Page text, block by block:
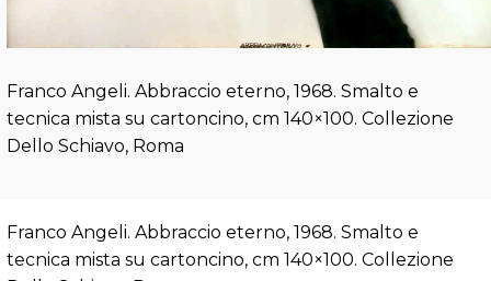
Franco Angeli. Abbraccio eterno, 1968. Smalto e
tecnica mista su cartoncino, cm 140×100. Collezione
Dello Schiavo, Roma
Franco Angeli. Abbraccio eterno, 1968. Smalto e
tecnica mista su cartoncino, cm 140×100. Collezione